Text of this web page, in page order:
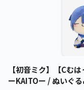
【初音ミク】【Cむ
ーKAITOー / ぬいぐ